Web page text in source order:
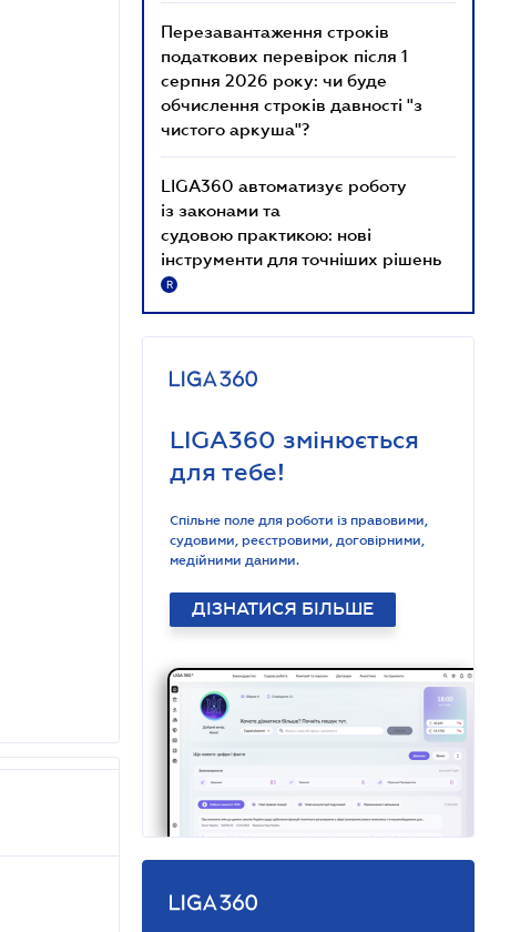
Перезавантаження строків
податкових перевірок після 1
серпня 2026 року: чи буде
обчислення строків давності "з
чистого аркуша"?
LIGA360 автоматизує роботу
із законами та
судовою практикою: нові
інструменти для точніших рішень
R
LIGA360 змінюється
для тебе!
Спільне поле для роботи із правовими,
судовими, реєстровими, договірними,
медійними даними.
ДІЗНАТИСЯ БІЛЬШЕ